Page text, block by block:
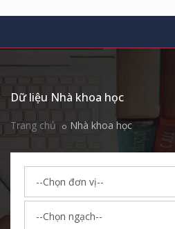
Dữ liệu Nhà khoa học
Trang chủ Nhà khoa học